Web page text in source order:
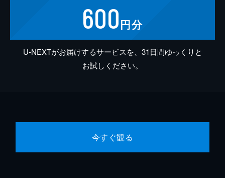
600円分
U-NEXTがお届けするサービスを、31日間ゆっくりと
お試しください。
今すぐ観る